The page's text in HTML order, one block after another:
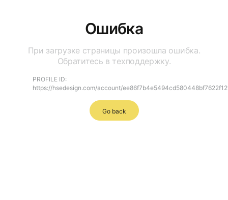
Ошибка
При загрузке страницы произошла ошибка.
Обратитесь в техподдержку.
PROFILE ID:
https://hsedesign.com/account/
Go back